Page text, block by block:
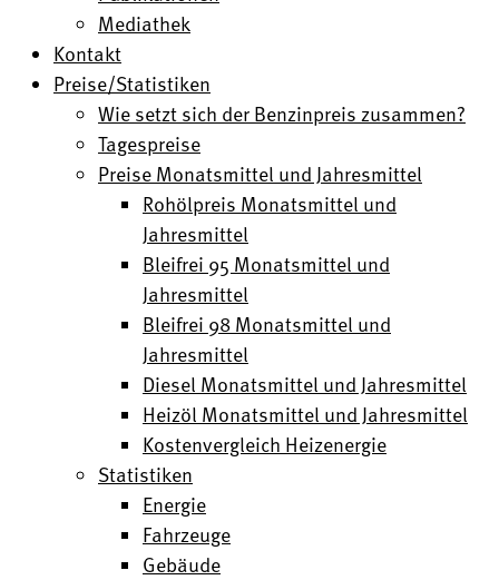
Mediathek
Kontakt
Preise/Statistiken
Wie setzt sich der Benzinpreis zusammen?
Tagespreise
Preise Monatsmittel und Jahresmittel
Rohölpreis Monatsmittel und
Jahresmittel
Bleifrei 95 Monatsmittel und
Jahresmittel
Bleifrei 98 Monatsmittel und
Jahresmittel
Diesel Monatsmittel und Jahresmittel
Heizöl Monatsmittel und Jahresmittel
Kostenvergleich Heizenergie
Statistiken
Energie
Fahrzeuge
Gebäude